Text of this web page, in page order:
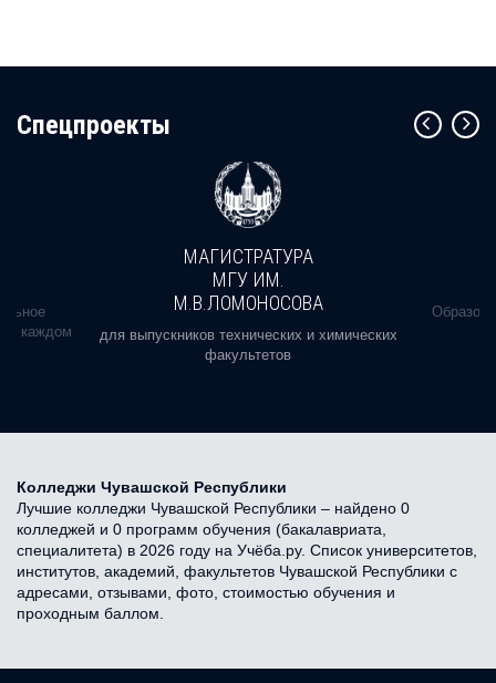
Cпецпроекты
в каждом
МАГИСТРАТУРА
МГУ ИМ.
М.В.ЛОМОНОСОВА
для выпускников технических и химических
факультетов
Колледжи Чувашской Республики
Лучшие колледжи Чувашской Республики – найдено 0
колледжей и 0 программ обучения (бакалавриата,
специалитета) в 2026 году на Учёба.ру. Список университетов,
институтов, академий, факультетов Чувашской Республики с
адресами, отзывами, фото, стоимостью обучения и
проходным баллом.